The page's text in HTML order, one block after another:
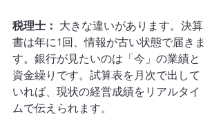
税理士： 大きな違いがあります。決算
書は年に1回、情報が古い状態で届きま
す。銀行が見たいのは「今」の業績と
資金繰りです。試算表を月次で出して
いれば、現状の経営成績をリアルタイ
ムで伝えられます。